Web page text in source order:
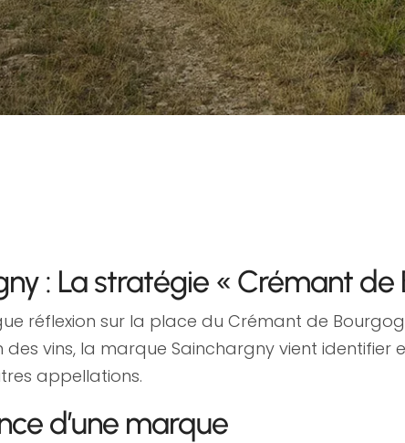
: La stratégie « Crémant
réflexion sur la place du Crémant de
vins, la marque Sainchargny vient
appellations.
d’une marque